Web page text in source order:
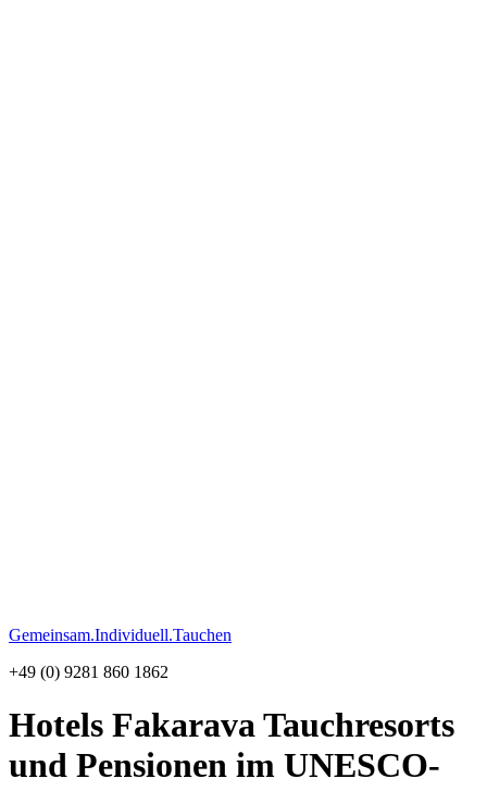
Gemeinsam.Individuell.Tauchen
+49 (0) 9281 860 1862
Hotels FakaravaTauchresorts
und Pensionen im UNESCO-